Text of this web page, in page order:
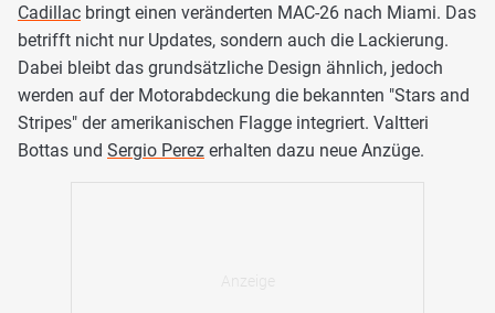
Cadillac bringt einen veränderten MAC-26 nach Miami. Das
betrifft nicht nur Updates, sondern auch die Lackierung.
Dabei bleibt das grundsätzliche Design ähnlich, jedoch
werden auf der Motorabdeckung die bekannten "Stars and
Stripes" der amerikanischen Flagge integriert. Valtteri
Bottas und Sergio Perez erhalten dazu neue Anzüge.